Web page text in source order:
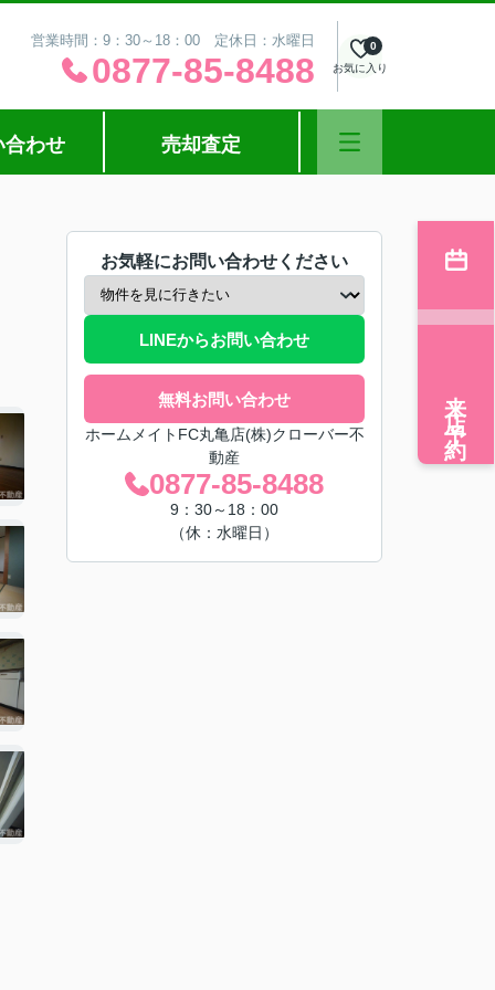
営業時間：9：30～18：00 定休日：水曜日
0877-85-8488 お気に入り
0
合わせ 売却査定
お気軽にお問い合わせください
LINEからお問い合わせ
無料お問い合わせ
ホームメイトFC丸亀店(株)クローバー不
動産
0877-85-8488
9：30～18：00
（休：水曜日）
来店予約